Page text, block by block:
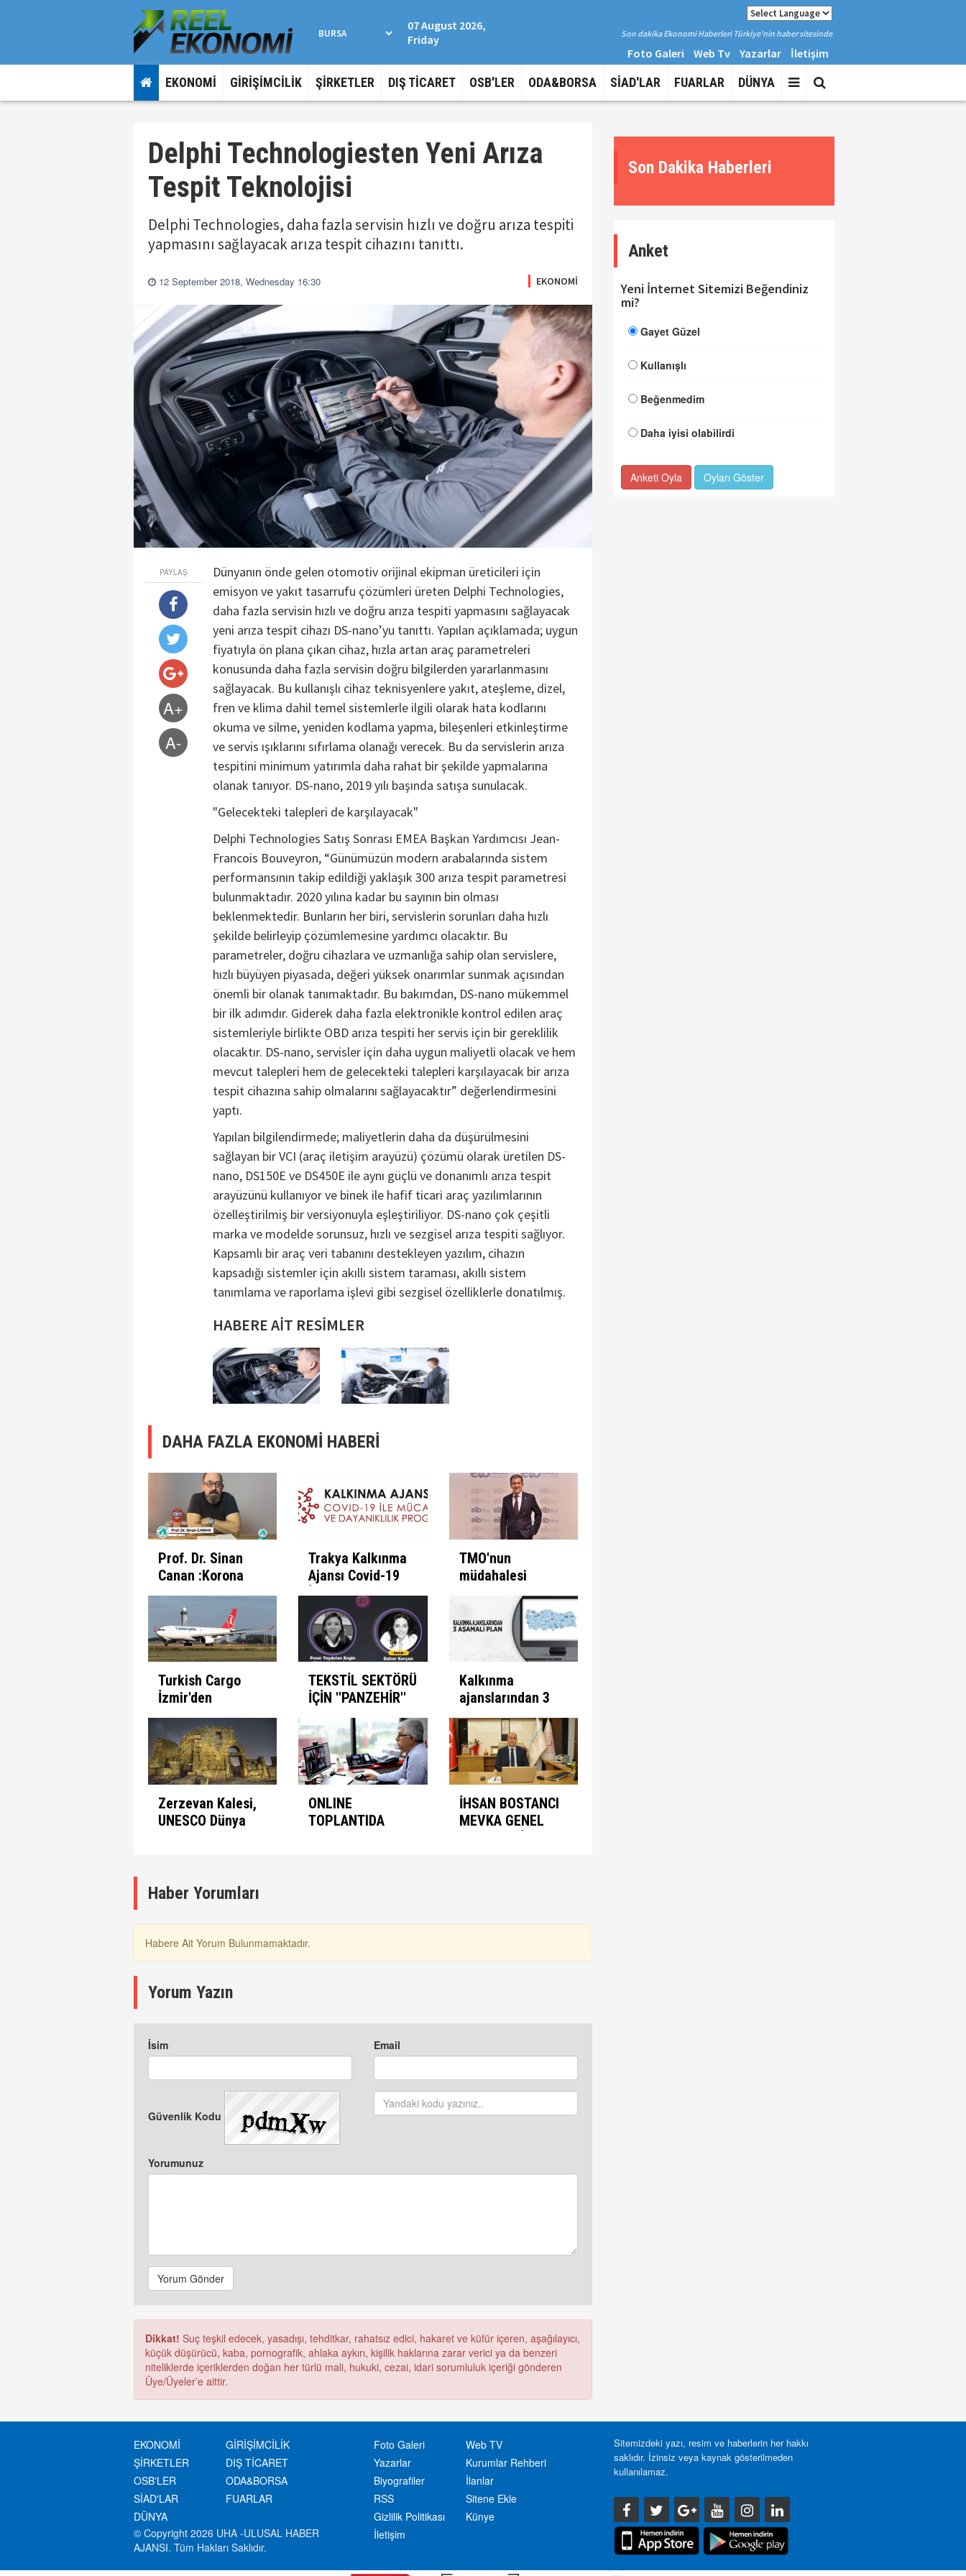
07 August 2026,
Friday
Son dakika Ekonomi Haberleri Türkiye'nin haber sitesinde
Foto Galeri Web Tv Yazarlar İletişim
EKONOMİ GİRİŞİMCİLİK ŞİRKETLER DIŞ TİCARET OSB'LER ODA&BORSA SİAD'LAR FUARLAR DÜNYA
Delphi Technologiesten Yeni Arıza
Tespit Teknolojisi
Delphi Technologies, daha fazla servisin hızlı ve doğru arıza tespiti
yapmasını sağlayacak arıza tespit cihazını tanıttı.
12 September 2018, Wednesday 16:30 EKONOMİ
PAYLAŞ
A+
A-
Dünyanın önde gelen otomotiv orijinal ekipman üreticileri için
emisyon ve yakıt tasarrufu çözümleri üreten Delphi Technologies,
daha fazla servisin hızlı ve doğru arıza tespiti yapmasını sağlayacak
yeni arıza tespit cihazı DS-nano’yu tanıttı. Yapılan açıklamada; uygun
fiyatıyla ön plana çıkan cihaz, hızla artan araç parametreleri
konusunda daha fazla servisin doğru bilgilerden yararlanmasını
sağlayacak. Bu kullanışlı cihaz teknisyenlere yakıt, ateşleme, dizel,
fren ve klima dahil temel sistemlerle ilgili olarak hata kodlarını
okuma ve silme, yeniden kodlama yapma, bileşenleri etkinleştirme
ve servis ışıklarını sıfırlama olanağı verecek. Bu da servislerin arıza
tespitini minimum yatırımla daha rahat bir şekilde yapmalarına
olanak tanıyor. DS-nano, 2019 yılı başında satışa sunulacak.
"Gelecekteki talepleri de karşılayacak"
Delphi Technologies Satış Sonrası EMEA Başkan Yardımcısı Jean-
Francois Bouveyron, “Günümüzün modern arabalarında sistem
performansının takip edildiği yaklaşık 300 arıza tespit parametresi
bulunmaktadır. 2020 yılına kadar bu sayının bin olması
beklenmektedir. Bunların her biri, servislerin sorunları daha hızlı
şekilde belirleyip çözümlemesine yardımcı olacaktır. Bu
parametreler, doğru cihazlara ve uzmanlığa sahip olan servislere,
hızlı büyüyen piyasada, değeri yüksek onarımlar sunmak açısından
önemli bir olanak tanımaktadır. Bu bakımdan, DS-nano mükemmel
bir ilk adımdır. Giderek daha fazla elektronikle kontrol edilen araç
sistemleriyle birlikte OBD arıza tespiti her servis için bir gereklilik
olacaktır. DS-nano, servisler için daha uygun maliyetli olacak ve hem
mevcut talepleri hem de gelecekteki talepleri karşılayacak bir arıza
tespit cihazına sahip olmalarını sağlayacaktır” değerlendirmesini
yaptı.
Yapılan bilgilendirmede; maliyetlerin daha da düşürülmesini
sağlayan bir VCI (araç iletişim arayüzü) çözümü olarak üretilen DS-
nano, DS150E ve DS450E ile aynı güçlü ve donanımlı arıza tespit
arayüzünü kullanıyor ve binek ile hafif ticari araç yazılımlarının
özelleştirilmiş bir versiyonuyla eşleştiriliyor. DS-nano çok çeşitli
marka ve modelde sorunsuz, hızlı ve sezgisel arıza tespiti sağlıyor.
Kapsamlı bir araç veri tabanını destekleyen yazılım, cihazın
kapsadığı sistemler için akıllı sistem taraması, akıllı sistem
tanımlama ve raporlama işlevi gibi sezgisel özelliklerle donatılmış.
HABERE AİT RESİMLER
DAHA FAZLA EKONOMİ HABERİ
Prof. Dr. Sinan
Canan :Korona
Günlerinde
İnsanın Fabrika
Ayarları
Trakya Kalkınma
Ajansı Covid-19
İle Mücadele
Programını İlan
Etti
TMO'nun
müdahalesi
kazandırıyor
Turkish Cargo
İzmir'den
seferlerine
başlıyor
TEKSTİL SEKTÖRÜ
İÇİN ''PANZEHİR''
BULUNDU
Kalkınma
ajanslarından 3
aşamalı plan
Zerzevan Kalesi,
UNESCO Dünya
ONLINE
TOPLANTIDA
İHSAN BOSTANCI
MEVKA GENEL
Haber Yorumları
Habere Ait Yorum Bulunmamaktadır.
Yorum Yazın
İsim Email
Güvenlik Kodu
Yorumunuz
Yorum Gönder
Dikkat! Suç teşkil edecek, yasadışı, tehditkar, rahatsız edici, hakaret ve küfür içeren, aşağılayıcı,
küçük düşürücü, kaba, pornografik, ahlaka aykırı, kişilik haklarına zarar verici ya da benzeri
niteliklerde içeriklerden doğan her türlü mali, hukuki, cezai, idari sorumluluk içeriği gönderen
Üye/Üyeler’e aittir.
Son Dakika Haberleri
Anket
Yeni İnternet Sitemizi Beğendiniz
mi?
Gayet Güzel
Kullanışlı
Beğenmedim
Daha iyisi olabilirdi
Anketi Oyla Oyları Göster
EKONOMİ
GİRİŞİMCİLİK
ŞİRKETLER
DIŞ TİCARET
OSB'LER
ODA&BORSA
SİAD'LAR
FUARLAR
DÜNYA
© Copyright 2026 UHA -ULUSAL HABER
AJANSI. Tüm Hakları Saklıdır.
Foto Galeri
Web TV
Yazarlar
Kurumlar Rehberi
Biyografiler
İlanlar
RSS
Sitene Ekle
Gizlilik Politikası
Künye
İletişim
Sitemizdeki yazı, resim ve haberlerin her hakkı
saklıdır. İzinsiz veya kaynak gösterilmeden
kullanılamaz.